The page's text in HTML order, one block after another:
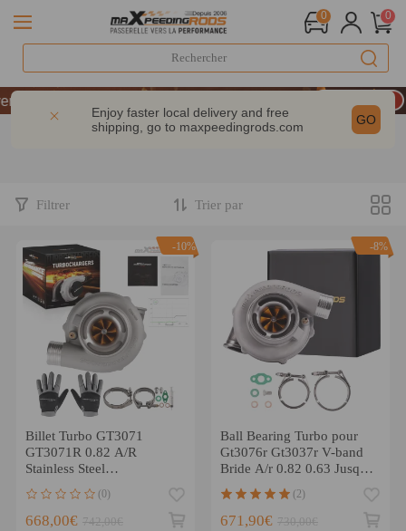
0 0
LIVRAISON GRATUITE À DOMICILE - FR
: -9% | CODE : MXR20TH
€ – CODE : WELCOME
Enjoy faster local delivery and free
shipping, go to maxpeedingrods.com GO
Filtrer Trier par
-10%
Billet Turbo GT3071
GT3071R 0.82 A/R
Stainless Steel
(0)
668,00€ 742,00€
-8%
Ball Bearing Turbo pour
Gt3076r Gt3037r V-band
Bride A/r 0.82 0.63 Jusquà
(2)
671,90€ 730,00€